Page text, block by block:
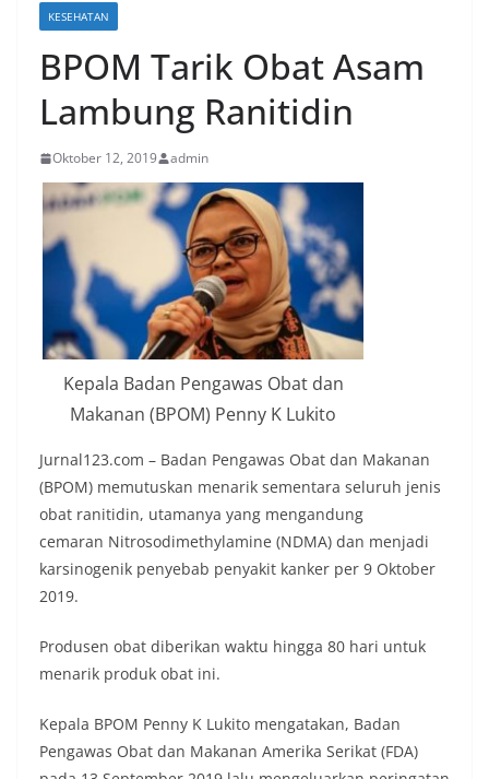
KESEHATAN
BPOM Tarik Obat Asam
Lambung Ranitidin
Oktober 12, 2019 admin
Kepala Badan Pengawas Obat dan
Makanan (BPOM) Penny K Lukito
Jurnal123.com – Badan Pengawas Obat dan Makanan
(BPOM) memutuskan menarik sementara seluruh jenis
obat ranitidin, utamanya yang mengandung
cemaran Nitrosodimethylamine (NDMA) dan menjadi
karsinogenik penyebab penyakit kanker per 9 Oktober
2019.
Produsen obat diberikan waktu hingga 80 hari untuk
menarik produk obat ini.
Kepala BPOM Penny K Lukito mengatakan, Badan
Pengawas Obat dan Makanan Amerika Serikat (FDA)